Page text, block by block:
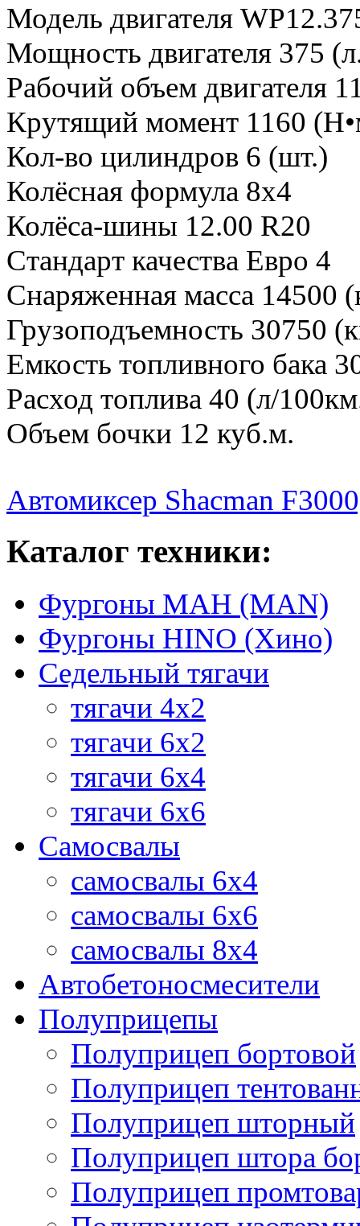
Модель двигателя
Мощность двигателя 375
Рабочий объем двигателя
Крутящий момент 1160
Кол-во цилиндров 6 (шт.)
Колёсная формула 8x4
Колёса-шины 12.00 R20
Стандарт качества Евро 4
Снаряженная масса 14500
Грузоподъемность 30750
Емкость топливного бака
Расход топлива 40 (л/
Объем бочки 12 куб.м.
Автомиксер Shaсman
Каталог техники:
Фургоны МАН (MAN)
Фургоны HINO (Хино)
Седельный тягачи
тягачи 4х2
тягачи 6х2
тягачи 6х4
тягачи 6х6
Самосвалы
самосвалы 6x4
самосвалы 6x6
самосвалы 8x4
Автобетоносмесители
Полуприцепы
Полуприцеп бортовой
Полуприцеп
Полуприцеп шторный
Полуприцеп штора
Полуприцеп